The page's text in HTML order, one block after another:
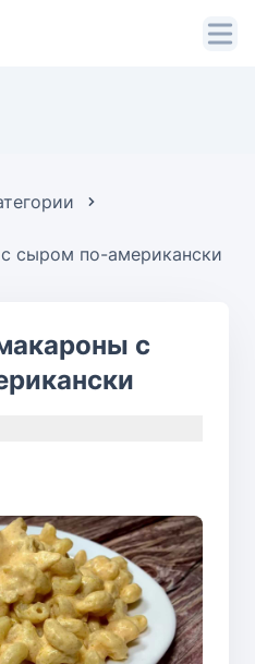
сыром по-американски
с